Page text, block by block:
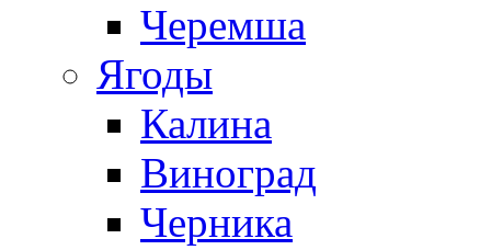
Черемша
Ягоды
Калина
Виноград
Черника